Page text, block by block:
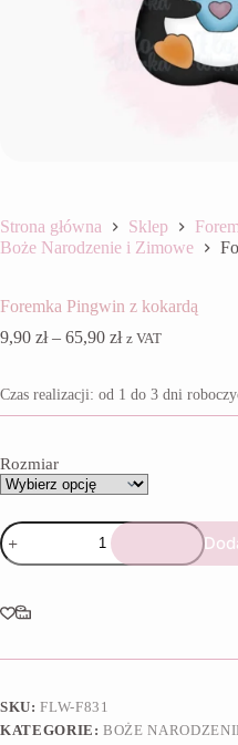
Strona główna Sklep
Boże Narodzenie i Zimowe
Foremka Pingwin z kokardą
9,90 zł – 65,90 złZakres
9,90 zł
do
z VAT
Czas realizacji: od 1 do 3 dni
Rozmiar
ilość
Foremka
Pingwin
kokardą
SKU:FLW-F831
KATEGORIE:BOŻE